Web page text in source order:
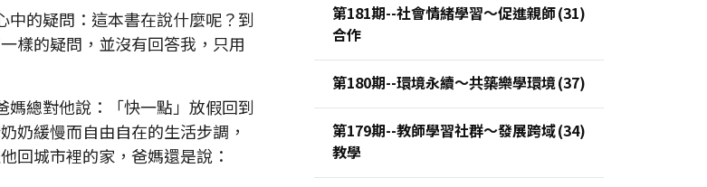
的疑問：這本書在說什麼呢？到
樣的疑問，並沒有回答我，只用
總對他說：「快一點」放假回到
奶緩慢而自由自在的生活步調，
回城市裡的家，爸媽還是說：
第181期--社會情緒學習～促進親師
合作
第180期--環境永續～共築樂學環境
第179期--教師學習社群～發展跨域
教學